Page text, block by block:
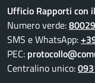
Ufficio Rapporti con
Numero verde:
SMS e WhatsApp:
PEC:
Centralino unico: